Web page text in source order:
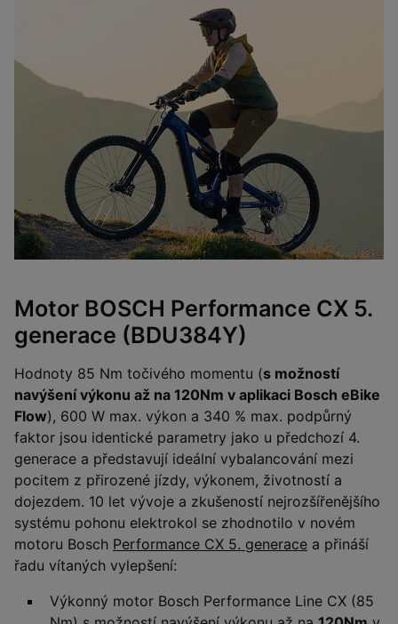
Motor BOSCH Performance CX 5.
generace (BDU384Y)
Hodnoty 85 Nm točivého momentu (s možností
navýšení výkonu až na 120Nm v aplikaci Bosch eBike
Flow), 600 W max. výkon a 340 % max. podpůrný
faktor jsou identické parametry jako u předchozí 4.
generace a představují ideální vybalancování mezi
pocitem z přirozené jízdy, výkonem, životností a
dojezdem. 10 let vývoje a zkušeností nejrozšířenějšího
systému pohonu elektrokol se zhodnotilo v novém
motoru Bosch Performance CX 5. generace a přináší
řadu vítaných vylepšení:
Výkonný motor Bosch Performance Line CX (85